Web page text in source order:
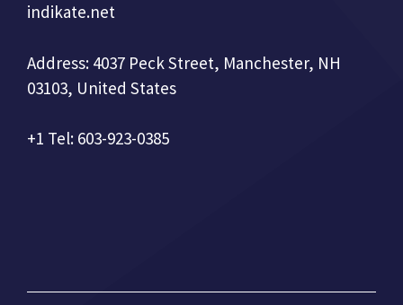
indikate.net
Address: 4037 Peck Street, Manchester, NH
03103, United States
+1 Tel: 603-923-0385